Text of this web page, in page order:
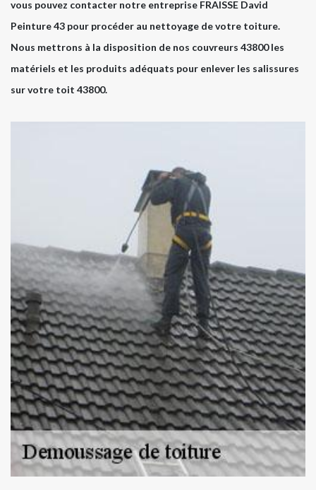
vous pouvez contacter notre entreprise FRAISSE David
Peinture 43 pour procéder au nettoyage de votre toiture.
Nous mettrons à la disposition de nos couvreurs 43800 les
matériels et les produits adéquats pour enlever les salissures
sur votre toit 43800.